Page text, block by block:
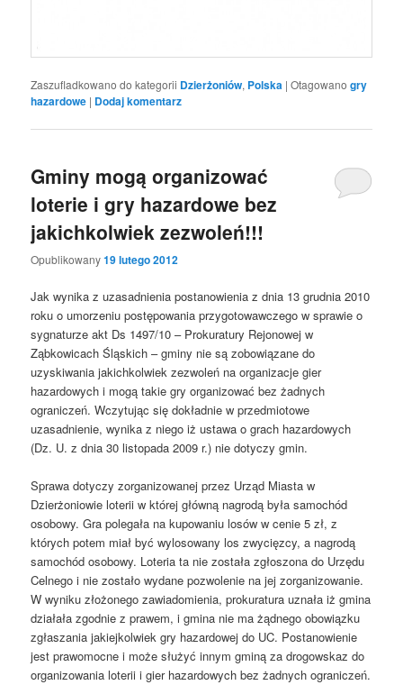
Zaszufladkowano do kategorii Dzierżoniów, Polska |Otagowano gry
hazardowe | Dodaj komentarz
Gminy mogą organizować
loterie i gry hazardowe bez
jakichkolwiek zezwoleń!!!
Opublikowany19 lutego 2012
Jak wynika z uzasadnienia postanowienia z dnia 13 grudnia 2010
roku o umorzeniu postępowania przygotowawczego w sprawie o
sygnaturze akt Ds 1497/10 – Prokuratury Rejonowej w
Ząbkowicach Śląskich – gminy nie są zobowiązane do
uzyskiwania jakichkolwiek zezwoleń na organizacje gier
hazardowych i mogą takie gry organizować bez żadnych
ograniczeń. Wczytując się dokładnie w przedmiotowe
uzasadnienie, wynika z niego iż ustawa o grach hazardowych
(Dz. U. z dnia 30 listopada 2009 r.) nie dotyczy gmin.
Sprawa dotyczy zorganizowanej przez Urząd Miasta w
Dzierżoniowie loterii w której główną nagrodą była samochód
osobowy. Gra polegała na kupowaniu losów w cenie 5 zł, z
których potem miał być wylosowany los zwycięzcy, a nagrodą
samochód osobowy. Loteria ta nie została zgłoszona do Urzędu
Celnego i nie zostało wydane pozwolenie na jej zorganizowanie.
W wyniku złożonego zawiadomienia, prokuratura uznała iż gmina
działała zgodnie z prawem, i gmina nie ma żądnego obowiązku
zgłaszania jakiejkolwiek gry hazardowej do UC. Postanowienie
jest prawomocne i może służyć innym gminą za drogowskaz do
organizowania loterii i gier hazardowych bez żadnych ograniczeń.